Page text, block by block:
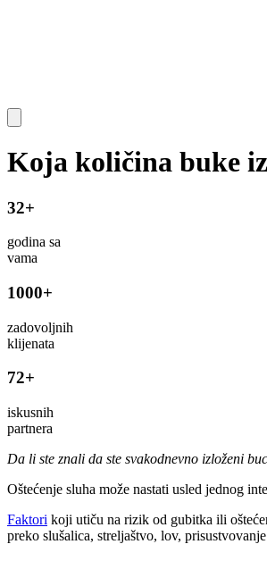
Koja količina buke
32+
godina sa
vama
1000+
zadovoljnih
klijenata
72+
iskusnih
partnera
Da li ste znali da ste svakodnevno izloženi
Oštećenje sluha može nastati usled jednog
Faktori koji utiču na rizik od gubitka ili
preko slušalica, streljaštvo, lov,